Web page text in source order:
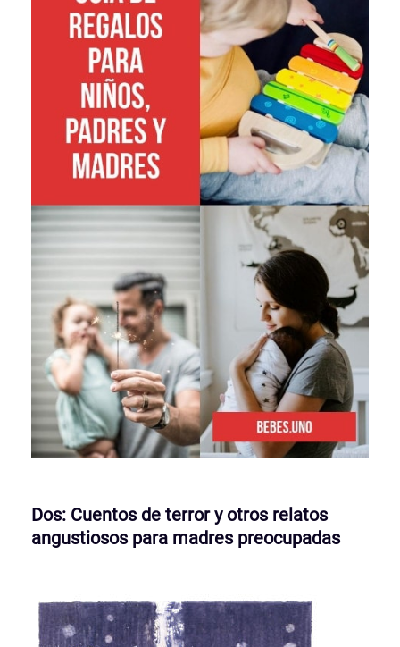
Dos: Cuentos de terror y otros relatos
angustiosos para madres preocupadas